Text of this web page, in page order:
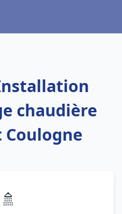
chaudière
🚿